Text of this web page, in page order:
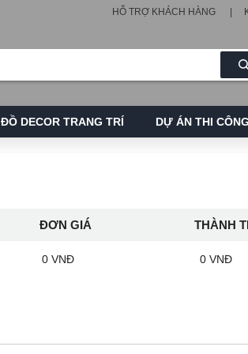
HỖ TRỢ KHÁCH HÀNG
ĐỒ DECOR TRANG TRÍ DỰ ÁN THI CÔNG
ĐƠN GIÁ THÀNH
0 VNĐ 0 VNĐ